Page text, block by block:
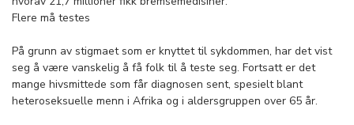
Flere må testes
På grunn av stigmaet som er knyttet til sykdommen, har det vist
seg å være vanskelig å få folk til å teste seg. Fortsatt er det
mange hivsmittede som får diagnosen sent, spesielt blant
heteroseksuelle menn i Afrika og i aldersgruppen over 65 år.